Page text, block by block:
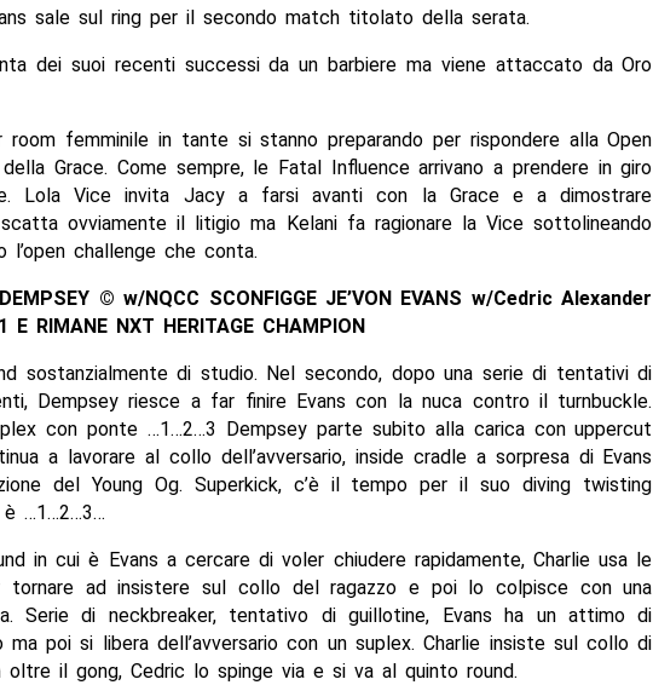
sale sul ring per il secondo match titolato della serata.
dei suoi recenti successi da un barbiere ma viene attaccato da Oro
room femminile in tante si stanno preparando per rispondere alla Open
della Grace. Come sempre, le Fatal Influence arrivano a prendere in giro
Lola Vice invita Jacy a farsi avanti con la Grace e a dimostrare
scatta ovviamente il litigio ma Kelani fa ragionare la Vice sottolineando
l’open challenge che conta.
© w/NQCC SCONFIGGE JE’VON EVANS w/Cedric Alexander
E RIMANE NXT HERITAGE CHAMPION
sostanzialmente di studio. Nel secondo, dopo una serie di tentativi di
Dempsey riesce a far finire Evans con la nuca contro il turnbuckle.
con ponte …1…2…3 Dempsey parte subito alla carica con uppercut
a lavorare al collo dell’avversario, inside cradle a sorpresa di Evans
del Young Og. Superkick, c’è il tempo per il suo diving twisting
è …1…2…3…
in cui è Evans a cercare di voler chiudere rapidamente, Charlie usa le
tornare ad insistere sul collo del ragazzo e poi lo colpisce con una
Serie di neckbreaker, tentativo di guillotine, Evans ha un attimo di
ma poi si libera dell’avversario con un suplex. Charlie insiste sul collo di
oltre il gong, Cedric lo spinge via e si va al quinto round.